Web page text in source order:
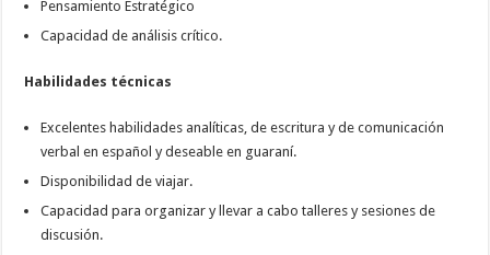
Pensamiento Estratégico
Capacidad de análisis crítico.
Habilidades técnicas
Excelentes habilidades analíticas, de escritura y de comunicación
verbal en español y deseable en guaraní.
Disponibilidad de viajar.
Capacidad para organizar y llevar a cabo talleres y sesiones de
discusión.